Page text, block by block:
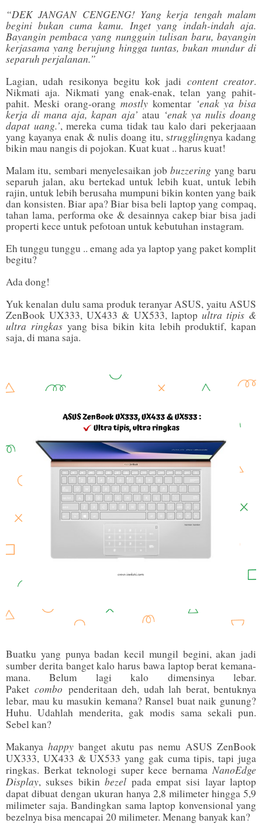
“DEK JANGAN CENGENG! Yang kerja tengah malam
begini bukan cuma kamu. Inget yang indah-indah aja.
Bayangin pembaca yang nungguin tulisan baru, bayangin
kerjasama yang berujung hingga tuntas, bukan mundur di
separuh perjalanan.”
Lagian, udah resikonya begitu kok jadi content creator.
Nikmati aja. Nikmati yang enak-enak, telan yang pahit-
pahit. Meski orang-orang mostly komentar ‘enak ya bisa
kerja di mana aja, kapan aja’ atau ‘enak ya nulis doang
dapat uang.’, mereka cuma tidak tau kalo dari pekerjaaan
yang kayanya enak & nulis doang itu, strugglingnya kadang
bikin mau nangis di pojokan. Kuat kuat .. harus kuat!
Malam itu, sembari menyelesaikan jobbuzzering yang baru
separuh jalan, aku bertekad untuk lebih kuat, untuk lebih
rajin, untuk lebih berusaha mumpuni bikin konten yang baik
dan konsisten. Biar apa? Biar bisa beli laptop yang compaq,
tahan lama, performa oke & desainnya cakep biar bisa jadi
properti kece untuk pefotoan untuk kebutuhan instagram.
Eh tunggu tunggu .. emang ada ya laptop yang paket komplit
begitu?
Ada dong!
Yuk kenalan dulu sama produk teranyar ASUS, yaitu ASUS
ZenBook UX333, UX433 & UX533, laptop ultra tipis &
ultra ringkasyang bisa bikin kita lebih produktif, kapan
saja, di mana saja.
Buatku yang punya badan kecil mungil begini, akan jadi
sumber derita banget kalo harus bawa laptop berat kemana-
mana. Belum lagi kalo dimensinya lebar.
Paketcombo penderitaan deh, udah lah berat, bentuknya
lebar, mau ku masukin kemana? Ransel buat naik gunung?
Huhu. Udahlah menderita, gak modis sama sekali pun.
Sebel kan?
Makanya happy banget akutu pas nemu ASUS ZenBook
UX333, UX433 & UX533 yang gak cuma tipis, tapi juga
ringkas. Berkat teknologi super kece bernama NanoEdge
Display, sukses bikinbezel pada empat sisi layar laptop
dapat dibuat dengan ukuran hanya 2,8 milimeter hingga 5,9
milimeter saja. Bandingkan sama laptop konvensional yang
bezelnya bisa mencapai 20 milimeter. Menang banyak kan?